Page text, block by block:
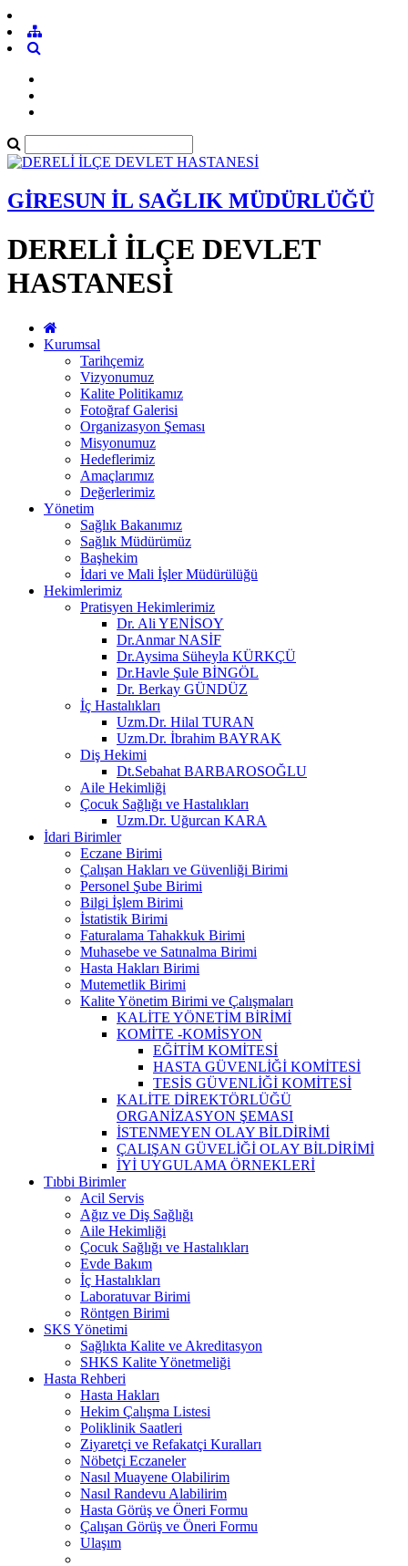
GİRESUN İL SAĞLIK MÜDÜRLÜĞÜ
DERELİ İLÇE DEVLET
HASTANESİ
Kurumsal
Tarihçemiz
Vizyonumuz
Kalite Politikamız
Fotoğraf Galerisi
Organizasyon Şeması
Misyonumuz
Hedeflerimiz
Amaçlarımız
Değerlerimiz
Yönetim
Sağlık Bakanımız
Sağlık Müdürümüz
Başhekim
İdari ve Mali İşler Müdürülüğü
Hekimlerimiz
Pratisyen Hekimlerimiz
Dr. Ali YENİSOY
Dr.Anmar NASİF
Dr.Aysima Süheyla KÜRKÇÜ
Dr.Havle Şule BİNGÖL
Dr. Berkay GÜNDÜZ
İç Hastalıkları
Uzm.Dr. Hilal TURAN
Uzm.Dr. İbrahim BAYRAK
Diş Hekimi
Dt.Sebahat BARBAROSOĞLU
Aile Hekimliği
Çocuk Sağlığı ve Hastalıkları
Uzm.Dr. Uğurcan KARA
İdari Birimler
Eczane Birimi
Çalışan Hakları ve Güvenliği Birimi
Personel Şube Birimi
Bilgi İşlem Birimi
İstatistik Birimi
Faturalama Tahakkuk Birimi
Muhasebe ve Satınalma Birimi
Hasta Hakları Birimi
Mutemetlik Birimi
Kalite Yönetim Birimi ve Çalışmaları
KALİTE YÖNETİM BİRİMİ
KOMİTE -KOMİSYON
EĞİTİM KOMİTESİ
HASTA GÜVENLİĞİ KOMİTESİ
TESİS GÜVENLİĞİ KOMİTESİ
KALİTE DİREKTÖRLÜĞÜ
ORGANİZASYON ŞEMASI
İSTENMEYEN OLAY BİLDİRİMİ
ÇALIŞAN GÜVELİĞİ OLAY BİLDİRİMİ
İYİ UYGULAMA ÖRNEKLERİ
Tıbbi Birimler
Acil Servis
Ağız ve Diş Sağlığı
Aile Hekimliği
Çocuk Sağlığı ve Hastalıkları
Evde Bakım
İç Hastalıkları
Laboratuvar Birimi
Röntgen Birimi
SKS Yönetimi
Sağlıkta Kalite ve Akreditasyon
SHKS Kalite Yönetmeliği
Hasta Rehberi
Hasta Hakları
Hekim Çalışma Listesi
Poliklinik Saatleri
Ziyaretçi ve Refakatçi Kuralları
Nöbetçi Eczaneler
Nasıl Muayene Olabilirim
Nasıl Randevu Alabilirim
Hasta Görüş ve Öneri Formu
Çalışan Görüş ve Öneri Formu
Ulaşım